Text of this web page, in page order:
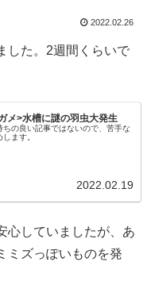
2022.02.26
した。2週間くらいで
メ>水槽に謎の羽虫大発生
の良い記事ではないので、苦手な
ます。
2022.02.19
心していましたが、あ
ミズっぽいものを発